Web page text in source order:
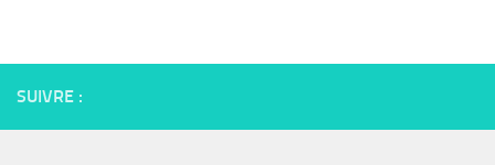
SUIVRE :